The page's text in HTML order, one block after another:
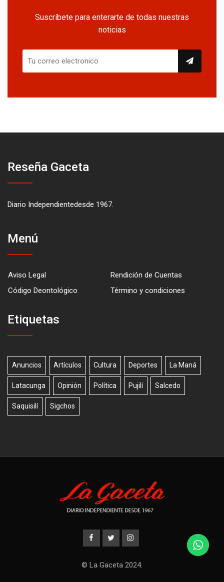
Suscríbete para enterarte de todas nuestras
noticias
Reseña Gaceta
Diario Independientedesde 1967.
Menú
Aviso Legal
Rendición de Cuentas
Código Deontológico
Término y condiciones
Etiquetas
Anuncios Artículos Cultura Deportes La Maná
Latacunga Opinión Política Pujilí Salcedo
Saquisilí Sigchos
© La Gaceta 2024.